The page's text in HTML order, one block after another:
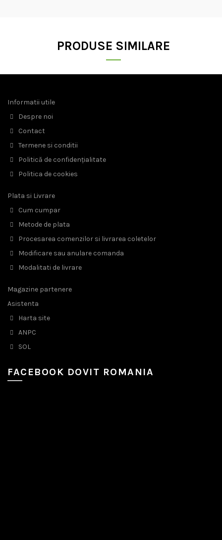
PRODUSE SIMILARE
Informatii utile
Despre noi
Contact
Termene si conditii
Politică de confidențialitate
Politica de cookies
Plata si Livrare
Cum cumpar
Metode de plata
Procesarea comenzilor si livrarea coletelor
Modificare sau anulare comanda
Modalitati de livrare
Magazine partenere
Asistenta
Harta site
ANPC
SOL
FACEBOOK DOVIT ROMANIA